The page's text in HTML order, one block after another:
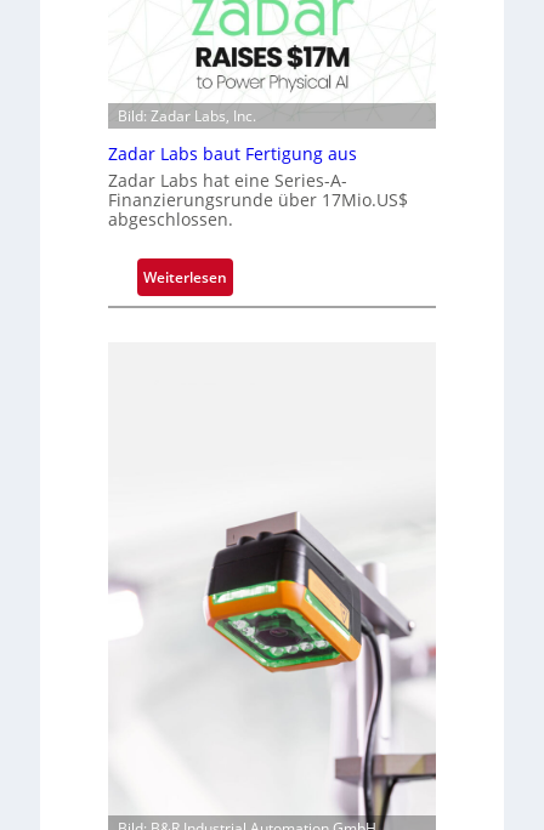
-
R
u
n
d
e
r
k
V
s
i
o
n
o
c
h
i
p
l
a
n
Ü
b
n
a
i
l
Bild: Zadar Labs, Inc.
Zadar Labs baut Fertigung aus
Zadar Labs hat eine Series-A-
Finanzierungsrunde über 17Mio.US$
abgeschlossen.
Weiterlesen
Z
b
a
t
F
n